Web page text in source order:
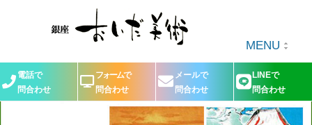
MENU
電話で
問合わせ
フォームで
問合わせ
メールで
問合わせ
LINEで
問合わせ